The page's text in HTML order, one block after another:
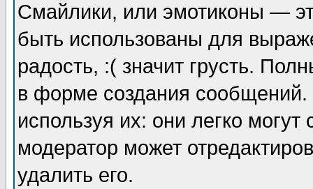
Смайлики, или эмотиконы —
быть использованы для
радость, :( значит грусть.
в форме создания сообщений.
используя их: они легко
модератор может
удалить его.